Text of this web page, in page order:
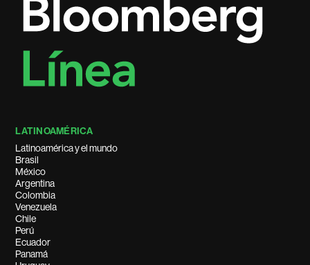
LATINOAMÉRICA
Latinoamérica y el mundo
Brasil
México
Argentina
Colombia
Venezuela
Chile
Perú
Ecuador
Panamá